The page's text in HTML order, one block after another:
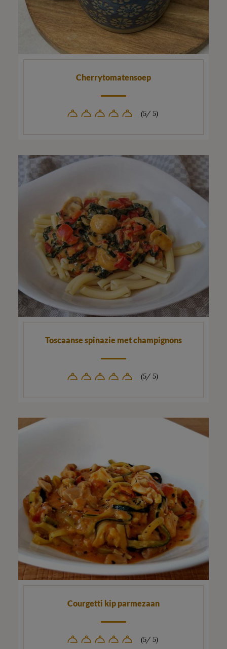
Cherrytomatensoep
(5/ 5)
Toscaanse spinazie met champignons
(5/ 5)
Courgetti kip parmezaan
(5/ 5)